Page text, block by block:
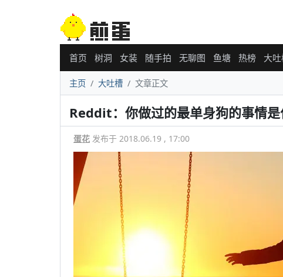
首页 树洞 女装 随手拍 无聊图 鱼塘 热榜 大
主页 大吐槽 文章正文
Reddit：你做过的最单身狗的事情是
蛋花 发布于 2018.06.19 , 17:00